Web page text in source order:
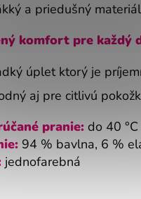
a priedušný
komfort pre každý
úplet ktorý je
aj pre citlivú
pranie: do 40 °C
94 % bavlna, 6 %
jednofarebná